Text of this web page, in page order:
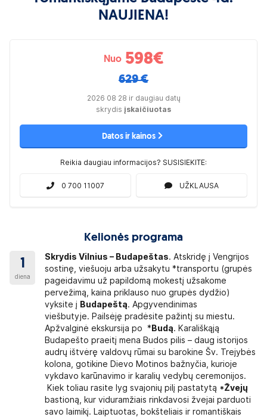
NAUJIENA!
Nuo 598€
629 €
2026 08 28 ir daugiau datų
skrydis įskaičiuotas
Datos ir kainos
Reikia daugiau informacijos? SUSISIEKITE:
0 700 11007 UŽKLAUSA
Kelionės programa
1
diena
Skrydis Vilnius – Budapeštas. Atskridę į Vengrijos
sostinę, viešuoju arba užsakytu *transportu (grupės
pageidavimu už papildomą mokestį užsakome
pervežimą, kaina priklauso nuo grupės dydžio)
vyksite į Budapeštą. Apgyvendinimas
viešbutyje. Pailsėję pradėsite pažintį su miestu.
Apžvalginė ekskursija po * Budą. Karališkąją
Budapešto praeitį mena Budos pilis – daug istorijos
audrų ištvėrę valdovų rūmai su barokine Šv. Trejybės
kolona, gotikine Dievo Motinos bažnyčia, kurioje
vykdavo karūnavimo ir karalių vedybų ceremonijos.
Kiek toliau rasite lyg svajonių pilį pastatytą *Žvejų
bastioną, kur viduramžiais rinkdavosi žvejai parduoti
savo laimikį. Laiptuotas, bokšteliais ir romantiškais